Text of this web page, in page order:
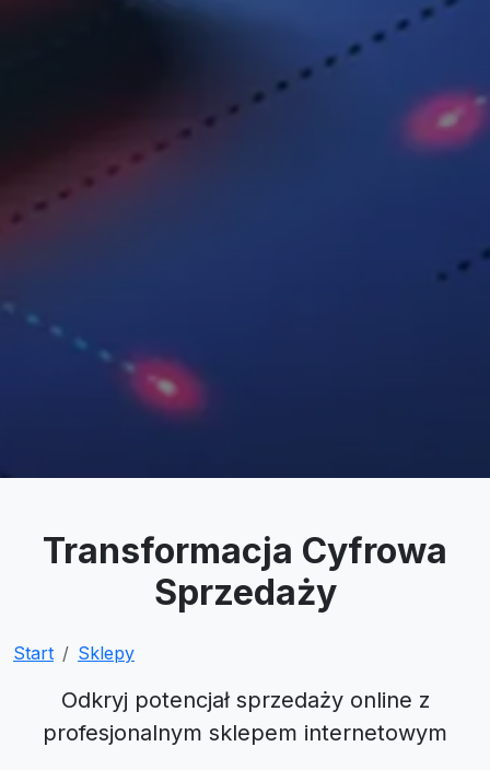
Transformacja Cyfrowa
Sprzedaży
Start Sklepy
Odkryj potencjał sprzedaży online z
profesjonalnym sklepem internetowym